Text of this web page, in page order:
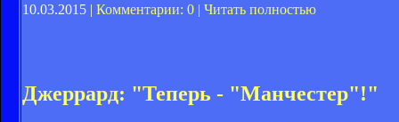
10.03.2015 | Комментарии: 0 | Читать полностью
Джеррард: "Теперь - "Манчестер"!"